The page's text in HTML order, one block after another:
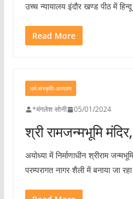
उच्च न्यायालय इंदौर खण्ड पीठ में
Read More
धर्म-संस्कृति-अध्यात्म
*मंगलेश सोनी 05/01/2024
श्री रामजन्मभूमि
अयोध्या में निर्माणाधीन श्रीराम
परम्परागत नागर शैली में बनाया जा